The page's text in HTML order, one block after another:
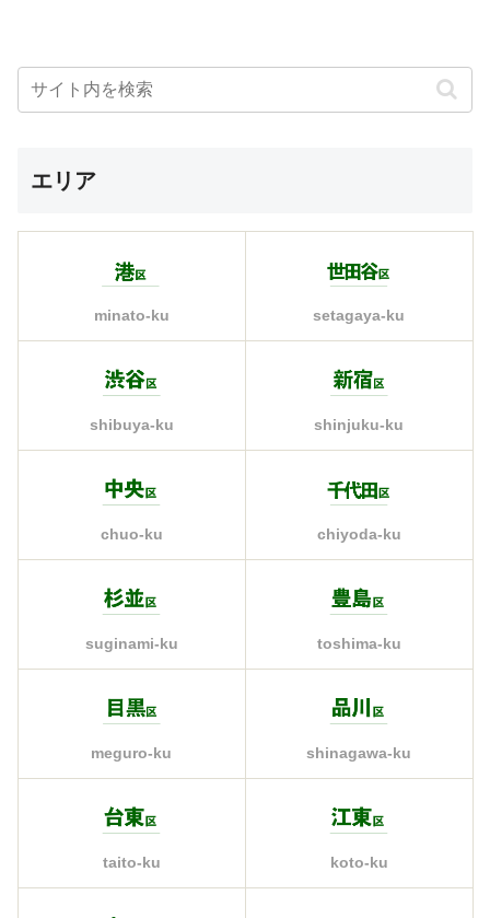
エリア
minato-ku setagaya-ku
shibuya-ku shinjuku-ku
chuo-ku chiyoda-ku
suginami-ku toshima-ku
meguro-ku shinagawa-ku
taito-ku koto-ku